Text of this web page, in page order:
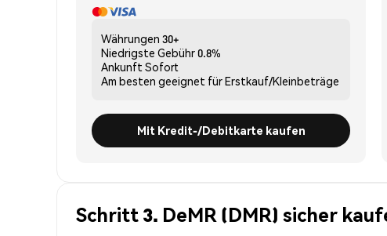
Währungen 30+
Niedrigste Gebühr0.8%
Ankunft Sofort
Am besten geeignet fürErstkauf/Kleinbeträge
Mit Kredit-/Debitkarte kaufen
Schritt 3. DeMR (DMR) sicher